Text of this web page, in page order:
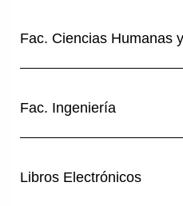
Fac. Ciencias Humanas
Fac. Ingeniería
Libros Electrónicos